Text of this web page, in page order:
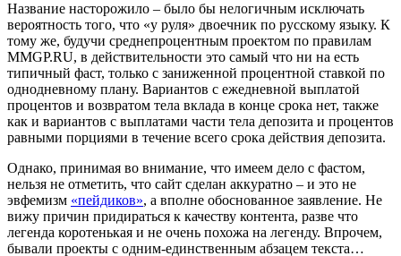
Название насторожило – было бы нелогичным исключать
вероятность того, что «у руля» двоечник по русскому языку. К
тому же, будучи среднепроцентным проектом по правилам
MMGP.RU, в действительности это самый что ни на есть
типичный фаст, только с заниженной процентной ставкой по
однодневному плану. Вариантов с ежедневной выплатой
процентов и возвратом тела вклада в конце срока нет, также
как и вариантов с выплатами части тела депозита и процентов
равными порциями в течение всего срока действия депозита.
Однако, принимая во внимание, что имеем дело с фастом,
нельзя не отметить, что сайт сделан аккуратно – и это не
эвфемизм «пейдиков», а вполне обоснованное заявление. Не
вижу причин придираться к качеству контента, разве что
легенда коротенькая и не очень похожа на легенду. Впрочем,
бывали проекты с одним-единственным абзацем текста…